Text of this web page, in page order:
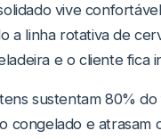
vive
linha rotativa de
e o cliente fica
sustentam 80%
congelado e